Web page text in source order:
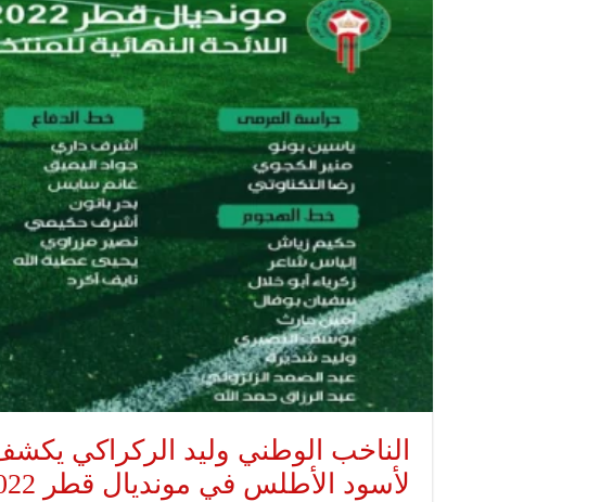
الناخب الوطني وليد الركراكي يكشف
لأسود الأطلس في مونديال قطر 2022